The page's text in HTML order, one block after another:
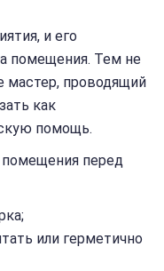
и его
помещения. Тем не
мастер, проводящий
как
помощь.
перед
или герметично